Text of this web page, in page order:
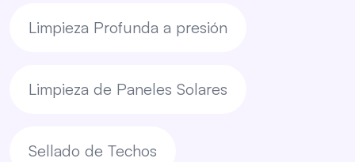
Limpieza Profunda a presión
Limpieza de Paneles Solares
Sellado de Techos